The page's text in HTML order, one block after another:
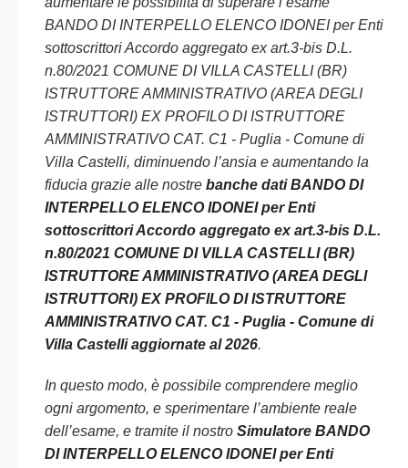
BANDO DI INTERPELLO ELENCO IDONEI per Enti
sottoscrittori Accordo aggregato ex art.3-bis D.L.
n.80/2021 COMUNE DI VILLA CASTELLI (BR)
ISTRUTTORE AMMINISTRATIVO (AREA DEGLI
ISTRUTTORI) EX PROFILO DI ISTRUTTORE
AMMINISTRATIVO CAT. C1 - Puglia - Comune di
Villa Castelli, diminuendo l’ansia e aumentando la
fiducia grazie alle nostre banche dati BANDO DI
INTERPELLO ELENCO IDONEI per Enti
sottoscrittori Accordo aggregato ex art.3-bis D.L.
n.80/2021 COMUNE DI VILLA CASTELLI (BR)
ISTRUTTORE AMMINISTRATIVO (AREA DEGLI
ISTRUTTORI) EX PROFILO DI ISTRUTTORE
AMMINISTRATIVO CAT. C1 - Puglia - Comune di
Villa Castelli aggiornate al 2026.
In questo modo, è possibile comprendere meglio
ogni argomento, e sperimentare l’ambiente reale
dell’esame, e tramite il nostro Simulatore BANDO
DI INTERPELLO ELENCO IDONEI per Enti